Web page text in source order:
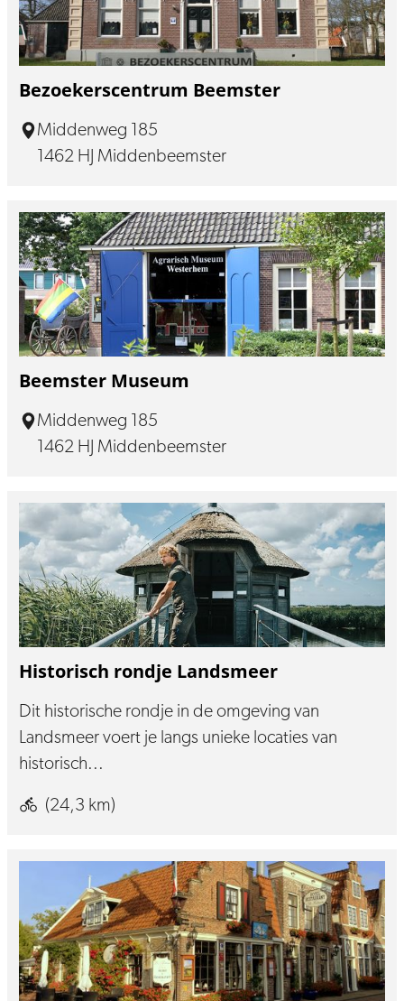
Bezoekerscentrum Beemster
Middenweg 185
1462 HJ Middenbeemster
Beemster Museum
Middenweg 185
1462 HJ Middenbeemster
Historisch rondje Landsmeer
Dit historische rondje in de omgeving van
Landsmeer voert je langs unieke locaties van
historisch...
(24,3 km)